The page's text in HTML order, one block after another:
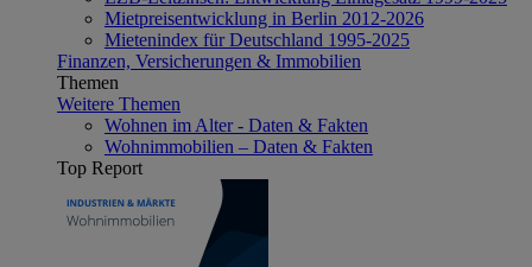
Mietpreisentwicklung in Berlin 2012-2026
Mietenindex für Deutschland 1995-2025
Finanzen, Versicherungen & Immobilien
Themen
Weitere Themen
Wohnen im Alter - Daten & Fakten
Wohnimmobilien – Daten & Fakten
Top Report